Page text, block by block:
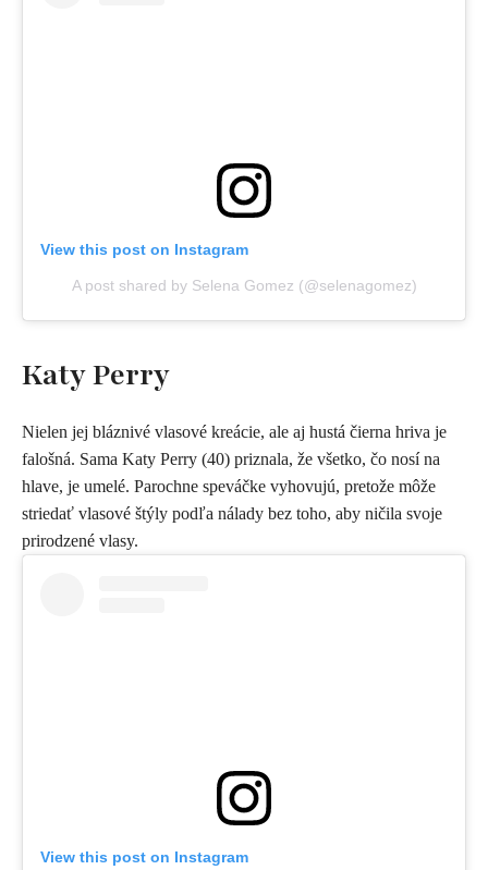
View this post on Instagram
A post shared by Selena Gomez (@selenagomez)
Katy Perry
Nielen jej bláznivé vlasové kreácie, ale aj hustá čierna hriva je
falošná. Sama Katy Perry (40) priznala, že všetko, čo nosí na
hlave, je umelé. Parochne speváčke vyhovujú, pretože môže
striedať vlasové štýly podľa nálady bez toho, aby ničila svoje
prirodzené vlasy.
View this post on Instagram